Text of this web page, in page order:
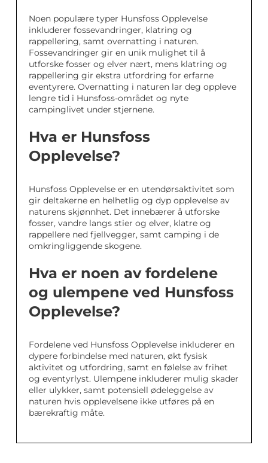
Noen populære typer Hunsfoss Opplevelse
inkluderer fossevandringer, klatring og
rappellering, samt overnatting i naturen.
Fossevandringer gir en unik mulighet til å
utforske fosser og elver nært, mens klatring og
rappellering gir ekstra utfordring for erfarne
eventyrere. Overnatting i naturen lar deg oppleve
lengre tid i Hunsfoss-området og nyte
campinglivet under stjernene.
Hva er Hunsfoss
Opplevelse?
Hunsfoss Opplevelse er en utendørsaktivitet som
gir deltakerne en helhetlig og dyp opplevelse av
naturens skjønnhet. Det innebærer å utforske
fosser, vandre langs stier og elver, klatre og
rappellere ned fjellvegger, samt camping i de
omkringliggende skogene.
Hva er noen av fordelene
og ulempene ved Hunsfoss
Opplevelse?
Fordelene ved Hunsfoss Opplevelse inkluderer en
dypere forbindelse med naturen, økt fysisk
aktivitet og utfordring, samt en følelse av frihet
og eventyrlyst. Ulempene inkluderer mulig skader
eller ulykker, samt potensiell ødeleggelse av
naturen hvis opplevelsene ikke utføres på en
bærekraftig måte.